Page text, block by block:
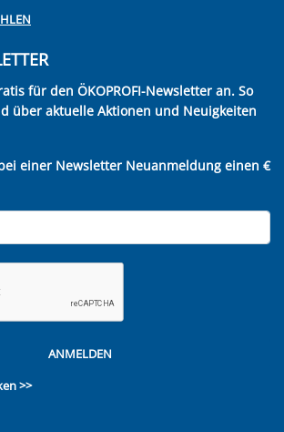
für den ÖKOPROFI-Newsletter an. So
über aktuelle Aktionen und Neuigkeiten
einer Newsletter Neuanmeldung einen €
ANMELDEN
>>